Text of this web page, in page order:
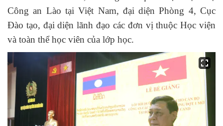
Công an Lào tại Việt Nam, đại diện Phòng 4, Cục
Đào tạo, đại diện lãnh đạo các đơn vị thuộc Học viện
và toàn thể học viên của lớp học.